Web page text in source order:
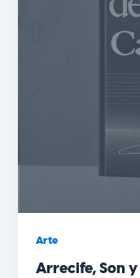
Arte
Arrecife, Son